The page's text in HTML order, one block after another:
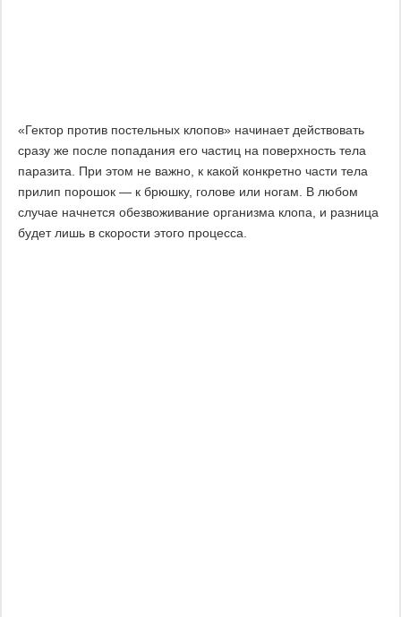
«Гектор против постельных клопов» начинает действовать
сразу же после попадания его частиц на поверхность тела
паразита. При этом не важно, к какой конкретно части тела
прилип порошок — к брюшку, голове или ногам. В любом
случае начнется обезвоживание организма клопа, и разница
будет лишь в скорости этого процесса.